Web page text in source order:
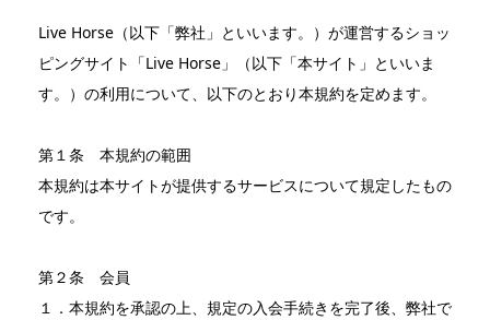
Live Horse（以下「弊社」といいます。）が運営するショッ
ピングサイト「Live Horse」（以下「本サイト」といいま
す。）の利用について、以下のとおり本規約を定めます。
第１条 本規約の範囲
本規約は本サイトが提供するサービスについて規定したもの
です。
第２条 会員
１．本規約を承認の上、規定の入会手続きを完了後、弊社で